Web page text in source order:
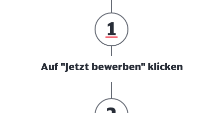
Auf "Jetzt bewerben" klicken